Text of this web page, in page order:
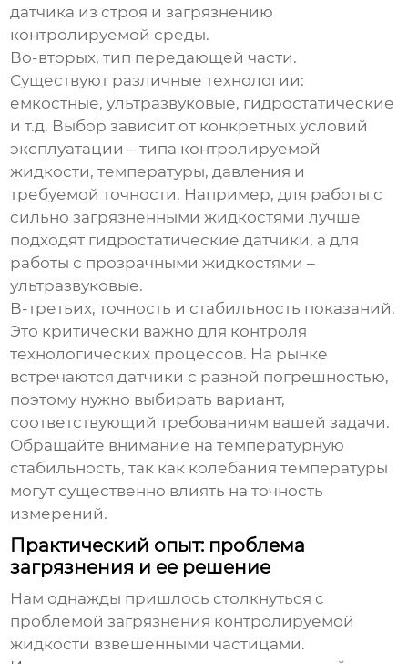
датчика из строя и загрязнению
контролируемой среды.
Во-вторых, тип передающей части.
Существуют различные технологии:
емкостные, ультразвуковые, гидростатические
и т.д. Выбор зависит от конкретных условий
эксплуатации – типа контролируемой
жидкости, температуры, давления и
требуемой точности. Например, для работы с
сильно загрязненными жидкостями лучше
подходят гидростатические датчики, а для
работы с прозрачными жидкостями –
ультразвуковые.
В-третьих, точность и стабильность показаний.
Это критически важно для контроля
технологических процессов. На рынке
встречаются датчики с разной погрешностью,
поэтому нужно выбирать вариант,
соответствующий требованиям вашей задачи.
Обращайте внимание на температурную
стабильность, так как колебания температуры
могут существенно влиять на точность
измерений.
Практический опыт: проблема
загрязнения и ее решение
Нам однажды пришлось столкнуться с
проблемой загрязнения контролируемой
жидкости взвешенными частицами.